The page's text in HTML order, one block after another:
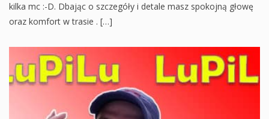
kilka mc :-D. Dbając o szczegóły i detale masz spokojną głowę
oraz komfort w trasie . […]